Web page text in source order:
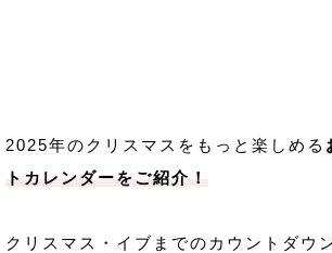
2025年のクリスマスをもっと楽しめる
トカレンダーをご紹介！
クリスマス・イブまでのカウントダウ